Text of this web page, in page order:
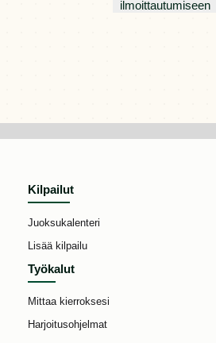
ilmoittautumiseen
Kilpailut
Juoksukalenteri
Lisää kilpailu
Työkalut
Mittaa kierroksesi
Harjoitusohjelmat